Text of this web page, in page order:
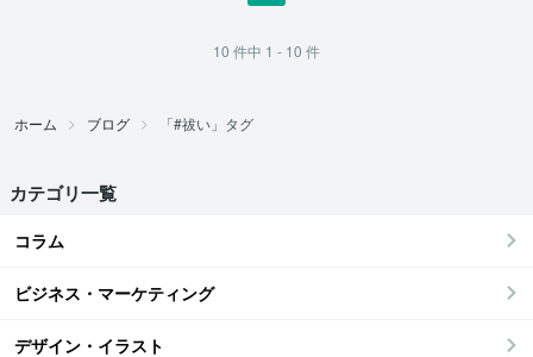
10 件中 1 - 10 件
ホーム ブログ 「#祓い」タグ
カテゴリ一覧
コラム
ビジネス・マーケティング
デザイン・イラスト